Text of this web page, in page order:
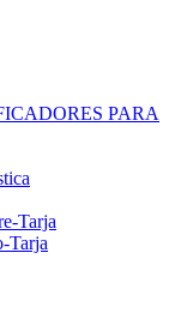
PARA
Tarja
Tarja